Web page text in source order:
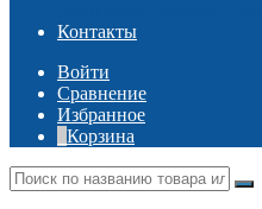
Контакты
Войти
Сравнение
Избранное
Корзина